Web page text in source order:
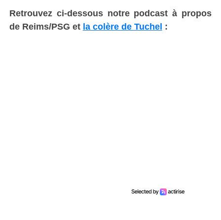
Retrouvez ci-dessous notre podcast à propos
de Reims/PSG et la colère de Tuchel :